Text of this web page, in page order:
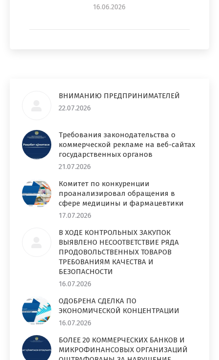
16.06.2026
ВНИМАНИЮ ПРЕДПРИНИМАТЕЛЕЙ
22.07.2026
Требования законодательства о
коммерческой рекламе на веб-сайтах
государственных органов
21.07.2026
Комитет по конкуренции
проанализировал обращения в
сфере медицины и фармацевтики
17.07.2026
В ХОДЕ КОНТРОЛЬНЫХ ЗАКУПОК
ВЫЯВЛЕНО НЕСООТВЕТСТВИЕ РЯДА
ПРОДОВОЛЬСТВЕННЫХ ТОВАРОВ
ТРЕБОВАНИЯМ КАЧЕСТВА И
БЕЗОПАСНОСТИ
16.07.2026
ОДОБРЕНА СДЕЛКА ПО
ЭКОНОМИЧЕСКОЙ КОНЦЕНТРАЦИИ
16.07.2026
БОЛЕЕ 20 КОММЕРЧЕСКИХ БАНКОВ И
МИКРОФИНАНСОВЫХ ОРГАНИЗАЦИЙ